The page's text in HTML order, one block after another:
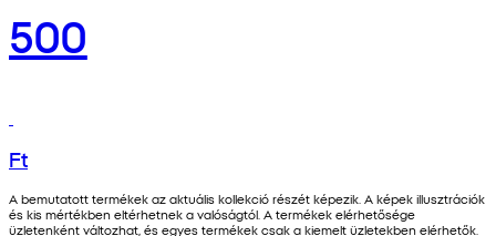
500
Ft
A bemutatott termékek az aktuális kollekció részét képezik. A képek illusztrációk
és kis mértékben eltérhetnek a valóságtól. A termékek elérhetősége
üzletenként változhat, és egyes termékek csak a kiemelt üzletekben elérhetők.